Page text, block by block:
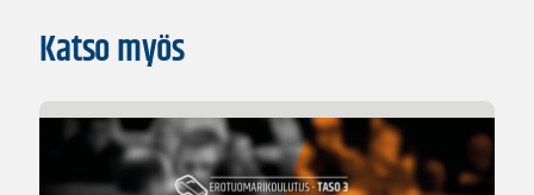
Katso myös